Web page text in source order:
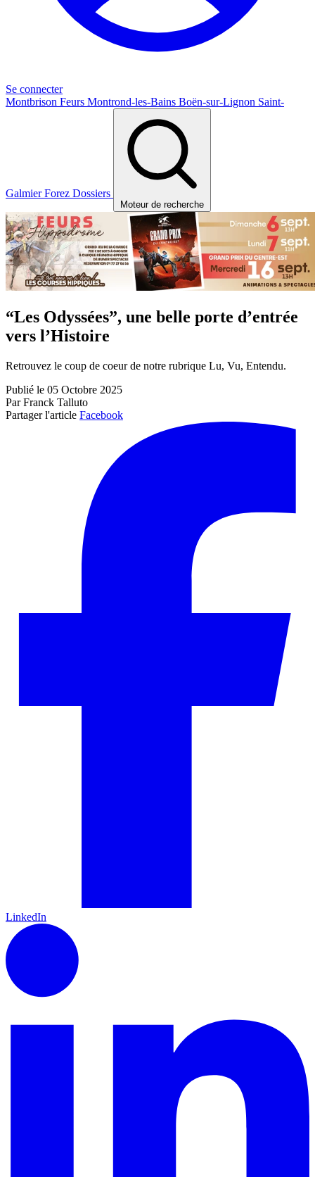
Se connecter
Montbrison Feurs Montrond-les-Bains Boën-sur-Lignon Saint-
GalmierForez Dossiers
Moteur de recherche
“Les Odyssées”, une belle porte d’entrée
vers l’Histoire
Retrouvez le coup de coeur de notre rubrique Lu, Vu, Entendu.
Publié le 05 Octobre 2025
Par Franck Talluto
Partager l'article Facebook
LinkedIn